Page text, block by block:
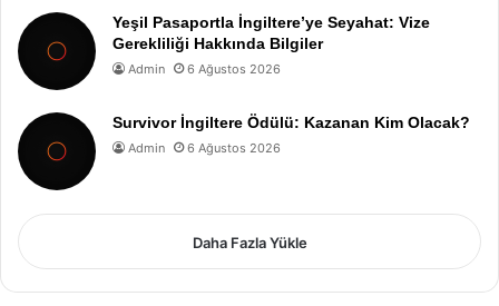
Yeşil Pasaportla İngiltere’ye Seyahat: Vize
Gerekliliği Hakkında Bilgiler
Admin 6 Ağustos 2026
Survivor İngiltere Ödülü: Kazanan Kim Olacak?
Admin 6 Ağustos 2026
Daha Fazla Yükle